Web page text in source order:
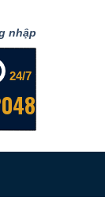
nhập
24/7